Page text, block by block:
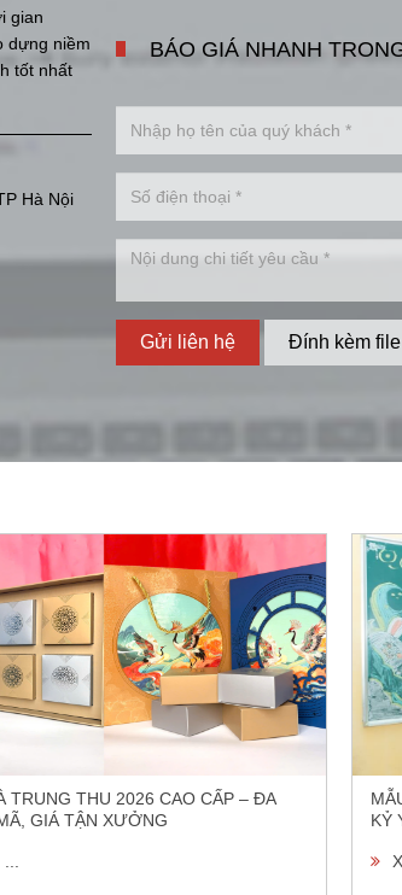
gian
dựng niềm
tốt nhất
Hà Nội
BÁO GIÁ NHANH
Gửi liên hệ Đính kèm file
TRUNG THU 2026 CAO CẤP – ĐA
GIÁ TẬN XƯỞNG
...
KỶ